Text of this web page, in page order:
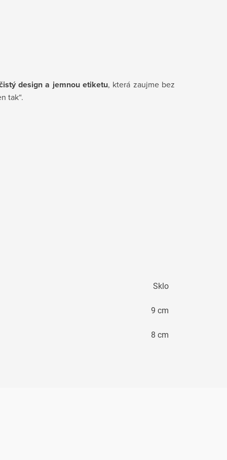
design a jemnou etiketu, která zaujme bez
tak“.
Sklo
9 cm
8 cm